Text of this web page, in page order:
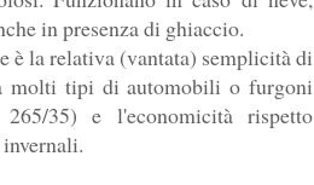
in presenza di ghiaccio.
è la relativa (vantata) semplicità di
molti tipi di automobili o furgoni
35) e l'economicità rispetto